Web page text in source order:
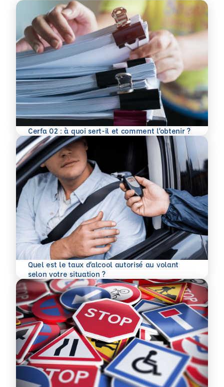
Cerfa 02 : à quoi sert-il et comment l’obtenir ?
En savoir plus
Quel est le taux d’alcool autorisé au volant
selon votre situation ?
En savoir plus